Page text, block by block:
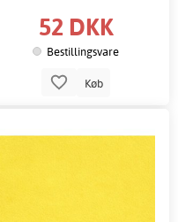
52 DKK
Bestillingsvare
Køb